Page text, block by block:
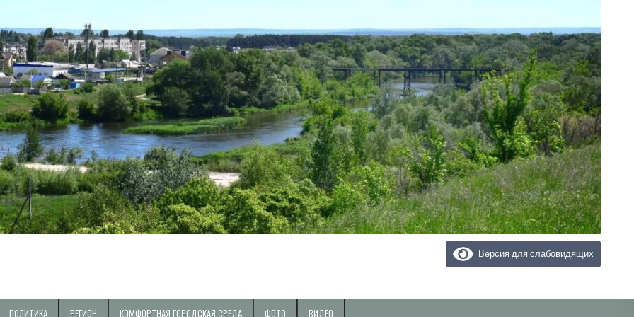
Версия для слабовидящих
ПОЛИТИКА РЕГИОН КОМФОРТНАЯ ГОРОДСКАЯ СРЕДА ФОТО ВИДЕО